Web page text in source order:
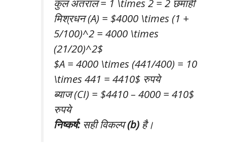
कुल अंतराल = 1 \times 2 = 2 छमाही
मिश्रधन (A) = $4000 \times (1 +
5/100)^2 = 4000 \times
(21/20)^2$
$A = 4000 \times (441/400) = 10
\times 441 = 4410$ रुपये
ब्याज (CI) = $4410 – 4000 = 410$
रुपये
निष्कर्ष:सही विकल्प(b) है।